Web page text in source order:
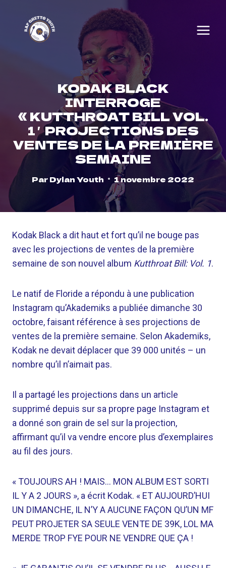
content
KODAK BLACK
INTERROGE
« KUTTHROAT BILL VOL.
1′ PROJECTIONS DES
VENTES DE LA PREMIÈRE
SEMAINE
ParDylan Youth 1 novembre 2022
Kodak Black a dit haut et fort qu’il ne bouge pas
avec les projections de ventes de la première
semaine de son nouvel album Kutthroat Bill: Vol. 1.
Le natif de Floride a répondu à une publication
Instagram qu’Akademiks a publiée dimanche 30
octobre, faisant référence à ses projections de
ventes de la première semaine. Selon Akademiks,
Kodak ne devait déplacer que 39 000 unités – un
nombre qu’il n’aimait pas.
Il a partagé les projections dans un article
supprimé depuis sur sa propre page Instagram et
a donné son grain de sel sur la projection,
affirmant qu’il va vendre encore plus d’exemplaires
au fil des jours.
« TOUJOURS AH ! MAIS… MON ALBUM EST SORTI
IL Y A 2 JOURS », a écrit Kodak. « ET AUJOURD’HUI
UN DIMANCHE, IL N’Y A AUCUNE FAÇON QU’UN MF
PEUT PROJETER SA SEULE VENTE DE 39K, LOL MA
MERDE TROP FYE POUR NE VENDRE QUE ÇA !